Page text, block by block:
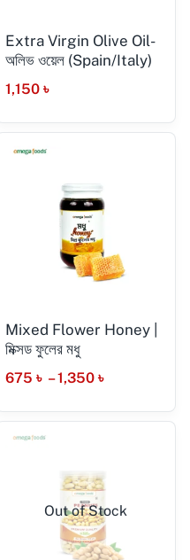
Extra Virgin Olive Oil-
অলিভ ওয়েল (Spain/Italy)
1,150 ৳
Mixed Flower Honey |
মিক্সড ফুলের মধু
675 ৳ – 1,350 ৳
Out of Stock